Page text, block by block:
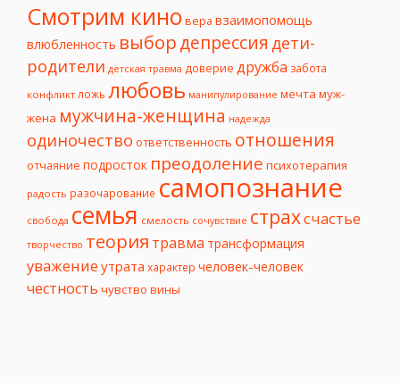
Смотрим кино вера взаимопомощь
влюбленность выбордепрессия дети-
родители детская травма доверие дружба забота
конфликт ложь любовь манипулирование мечта муж-
жена мужчина-женщина надежда
одиночество ответственность отношения
отчаяние подросток преодоление психотерапия
радость разочарование самопознание
свобода семья смелость сочувствие страхсчастье
творчество теория травма трансформация
уважение утрата характер человек-человек
честность чувство вины